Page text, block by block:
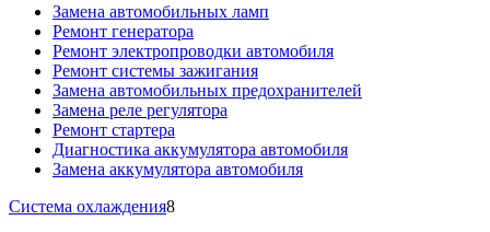
Замена автомобильных ламп
Ремонт генератора
Ремонт электропроводки автомобиля
Ремонт системы зажигания
Замена автомобильных предохранителей
Замена реле регулятора
Ремонт стартера
Диагностика аккумулятора автомобиля
Замена аккумулятора автомобиля
Система охлаждения8